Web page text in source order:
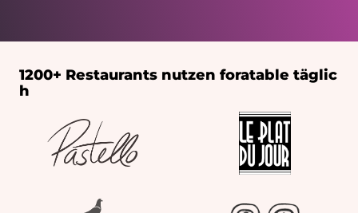
1200+ Restaurants nutzen foratable täglic
h